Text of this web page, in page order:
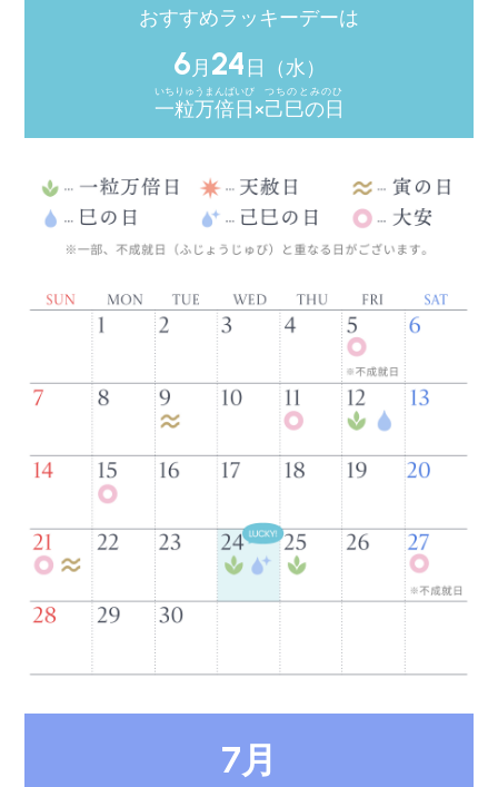
おすすめラッキーデーは
6月 24 日（水）
一粒万倍日
いちりゅうまんばいび
×己巳の日
つちのとみのひ
7月